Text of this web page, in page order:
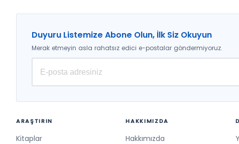
Duyuru Listemize Abone Olun, İlk Siz Okuyun
Merak etmeyin asla rahatsız edici e-postalar göndermiyoruz.
ARAŞTIRIN
Kitaplar
HAKKIMIZDA
Hakkımızda